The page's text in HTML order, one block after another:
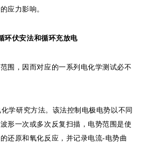
应力影响。
环伏安法和循环充放电
围，因而对应的一系列电化学测试必不
学研究方法。该法控制电极电势以不同
形一次或多次反复扫描，电势范围是使
还原和氧化反应，并记录电流-电势曲